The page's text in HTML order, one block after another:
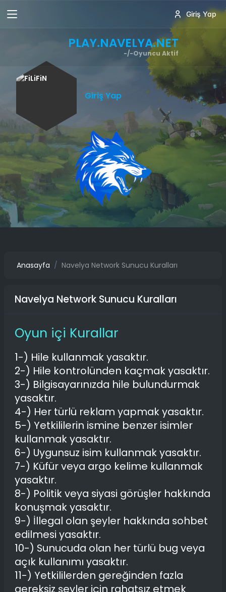
Giriş Yap
PLAY.NAVELYA.NET
-/-Oyuncu Aktif
Giriş Yap
Anasayfa Navelya Network Sunucu Kuralları
Navelya Network Sunucu Kuralları
Oyun içi Kurallar
1-) Hile kullanmak yasaktır.
2-) Hile kontrolünden kaçmak yasaktır.
3-) Bilgisayarınızda hile bulundurmak
yasaktır.
4-) Her türlü reklam yapmak yasaktır.
5-) Yetkililerin ismine benzer isimler
kullanmak yasaktır.
6-) Uygunsuz isim kullanmak yasaktır.
7-) Küfür veya argo kelime kullanmak
yasaktır.
8-) Politik veya siyasi görüşler hakkında
konuşmak yasaktır.
9-) İllegal olan şeyler hakkında sohbet
edilmesi yasaktır.
10-) Sunucuda olan her türlü bug veya
açık kullanımı yasaktır.
11-) Yetkililerden gereğinden fazla
gereksiz şeyler için rahatsız etmek